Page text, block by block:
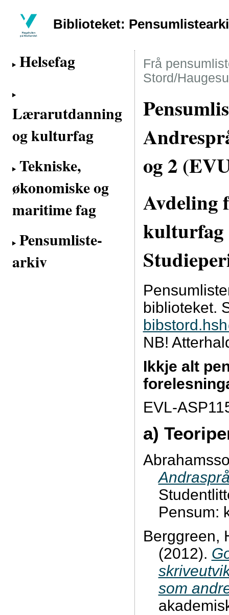
Biblioteket:
Helsefag
Lærarutdanning
og kulturfag
Tekniske,
økonomiske og
maritime fag
Pensumliste-
arkiv
Frå
Stord/
og 2
Avdeling
kulturfag
biblioteket.
NB!
Ikkje alt
EVL-
a)
Pensum:
Berggreen,
(2012).
som